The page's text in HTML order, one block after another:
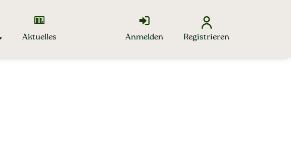
Aktuelles Anmelden Registrieren